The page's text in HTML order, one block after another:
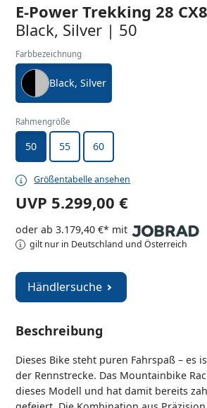
E-Power Trekking 28
Black, Silver | 50
Farbbezeichnung
Black, Silver
Rahmengröße
50 55 60
Größentabelle ansehen
UVP 5.299,00 €
oder ab 3.179,40 €* mit
gilt nur in Deutschland und Österreich
Händlersuche
Beschreibung
Dieses Bike steht puren Fahrspaß – es
der Rennstrecke. Das Mountainbike
dieses Modell und hat damit bereits